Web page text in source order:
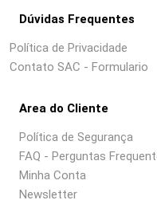
Dúvidas Frequentes
Política de Privacidade
Contato SAC - Formulario
Area do Cliente
Política de Segurança
FAQ - Perguntas
Minha Conta
Newsletter